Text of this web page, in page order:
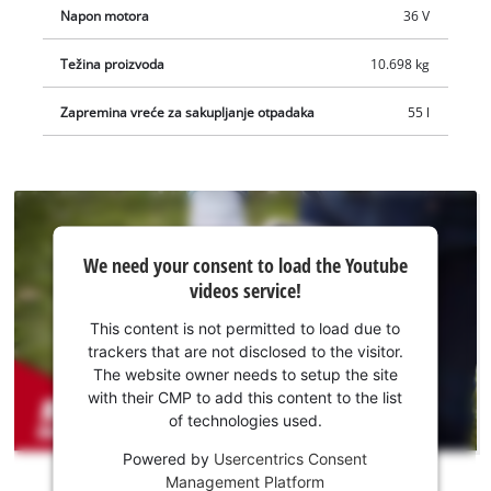
upotrebi osigurava prekidač za zaštitu motora koji štiti od
preopterećenja. Bežična sjeckalica grana REDAXXO 36/25
isporučuje se bez baterije i punjača. Oni se mogu kupiti
Napon motora 36 V
Težina proizvoda 10.698 kg
Zapremina vreće za sakupljanje otpadaka 55 l
your
the
Youtube
service!
This
We need your consent to load the Youtube
videos service!
This content is not permitted to load due to
trackers that are not disclosed to the visitor.
The website owner needs to setup the site
with their CMP to add this content to the list
of technologies used.
Powered by Usercentrics Consent
Management Platform